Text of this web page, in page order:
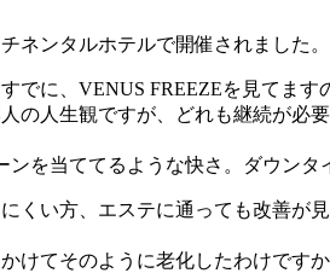
ネンタルホテルで開催されました。
でに、VENUS FREEZEを見てま
の人生観ですが、どれも継続が必要
を当ててるような快さ。ダウンタ
くい方、エステに通っても改善
けてそのように老化したわけですか